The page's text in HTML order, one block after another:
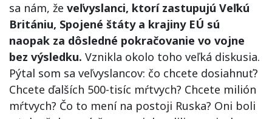
sa nám, že veľvyslanci, ktorí zastupujú Veľkú
Britániu, Spojené štáty a krajiny EÚ sú
naopak za dôsledné pokračovanie vo vojne
bez výsledku. Vznikla okolo toho veľká diskusia.
Pýtal som sa veľvyslancov: čo chcete dosiahnuť?
Chcete ďalších 500-tisíc mŕtvych? Chcete milión
mŕtvych? Čo to mení na postoji Ruska? Oni boli